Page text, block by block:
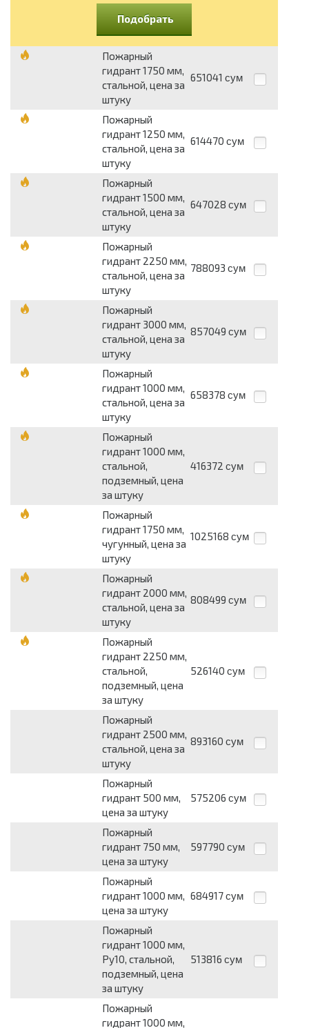
Подобрать
Пожарный
гидрант 1750 мм,
стальной, цена за
штуку
651041 сум
Пожарный
гидрант 1250 мм,
стальной, цена за
штуку
614470 сум
Пожарный
гидрант 1500 мм,
стальной, цена за
штуку
647028 сум
Пожарный
гидрант 2250 мм,
стальной, цена за
штуку
788093 сум
Пожарный
гидрант 3000 мм,
стальной, цена за
штуку
857049 сум
Пожарный
гидрант 1000 мм,
стальной, цена за
штуку
658378 сум
Пожарный
гидрант 1000 мм,
стальной,
подземный, цена
за штуку
416372 сум
Пожарный
гидрант 1750 мм,
чугунный, цена за
штуку
1025168 сум
Пожарный
гидрант 2000 мм,
стальной, цена за
штуку
808499 сум
Пожарный
гидрант 2250 мм,
стальной,
подземный, цена
за штуку
526140 сум
Пожарный
гидрант 2500 мм,
стальной, цена за
штуку
893160 сум
Пожарный
гидрант 500 мм,
цена за штуку
575206 сум
Пожарный
гидрант 750 мм,
цена за штуку
597790 сум
Пожарный
гидрант 1000 мм,
цена за штуку
684917 сум
Пожарный
гидрант 1000 мм,
Ру10, стальной,
подземный, цена
за штуку
513816 сум
Пожарный
гидрант 1000 мм,